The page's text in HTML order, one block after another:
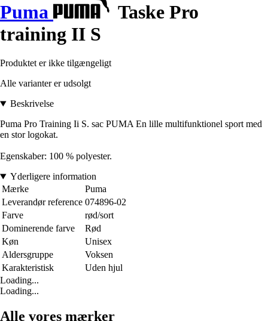
Puma
Taske Pro
training II S
Produktet er ikke tilgængeligt
Alle varianter er udsolgt
Beskrivelse
Puma Pro Training Ii S. sac PUMA En lille multifunktionel sport med
en stor logokat.
Egenskaber: 100 % polyester.
Yderligere information
Mærke
Puma
Leverandør reference 074896-02
Farve
rød/sort
Dominerende farve
Rød
Køn
Unisex
Aldersgruppe
Voksen
Karakteristisk
Uden hjul
Loading...
Loading...
Alle vores mærker